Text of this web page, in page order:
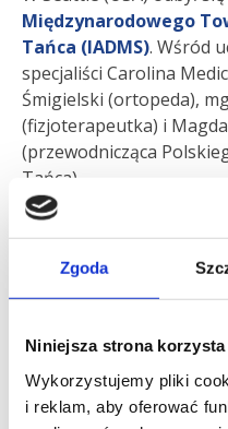
Zgoda
Niniejsza strona
Wykorzystujemy pliki
i reklam, aby oferować
Międzynarodowego
Tańca (IADMS). Wśród
specjaliści Carolina
Śmigielski (ortopeda),
(fizjoterapeutka) i
(przewodnicząca
Tańca).
Uczestnicy spotkania
sposobach leczenia i
ruchu u tancerzy,
leczeniu tancerzy, a
psychologicznych i
profesjonalnym tańcu.